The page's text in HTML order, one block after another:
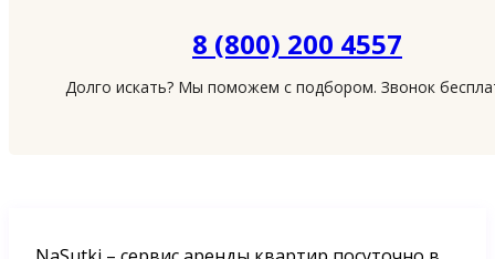
8 (800) 200 4557
Долго искать? Мы поможем с подбором. Звонок